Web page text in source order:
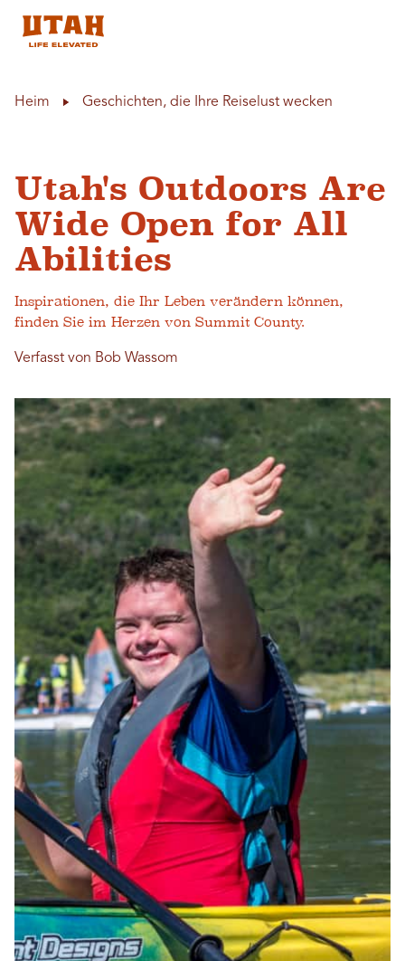
Heim Geschichten, die Ihre Reiselust wecken
Utah's Outdoors Are
Wide Open for All
Abilities
Inspirationen, die Ihr Leben verändern können,
finden Sie im Herzen von Summit County.
Verfasst von Bob Wassom